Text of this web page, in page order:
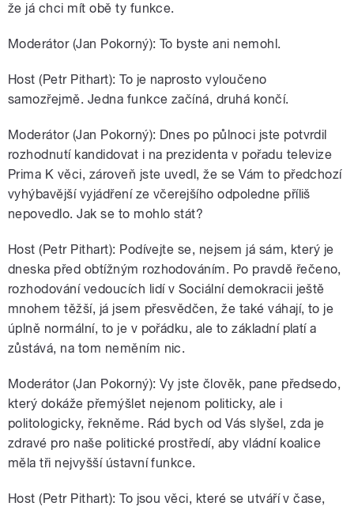
že já chci mít obě ty funkce.
Moderátor (Jan Pokorný): To byste ani nemohl.
Host (Petr Pithart): To je naprosto vyloučeno
samozřejmě. Jedna funkce začíná, druhá končí.
Moderátor (Jan Pokorný): Dnes po půlnoci jste potvrdil
rozhodnutí kandidovat i na prezidenta v pořadu televize
Prima K věci, zároveň jste uvedl, že se Vám to předchozí
vyhýbavější vyjádření ze včerejšího odpoledne příliš
nepovedlo. Jak se to mohlo stát?
Host (Petr Pithart): Podívejte se, nejsem já sám, který je
dneska před obtížným rozhodováním. Po pravdě řečeno,
rozhodování vedoucích lidí v Sociální demokracii ještě
mnohem těžší, já jsem přesvědčen, že také váhají, to je
úplně normální, to je v pořádku, ale to základní platí a
zůstává, na tom neměním nic.
Moderátor (Jan Pokorný): Vy jste člověk, pane předsedo,
který dokáže přemýšlet nejenom politicky, ale i
politologicky, řekněme. Rád bych od Vás slyšel, zda je
zdravé pro naše politické prostředí, aby vládní koalice
měla tři nejvyšší ústavní funkce.
Host (Petr Pithart): To jsou věci, které se utváří v čase,